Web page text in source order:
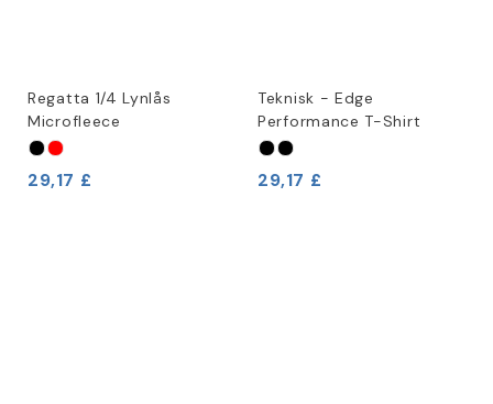
Regatta 1/4 Lynlås
Microfleece
29,17 £
Teknisk - Edge
Performance T-Shirt
29,17 £